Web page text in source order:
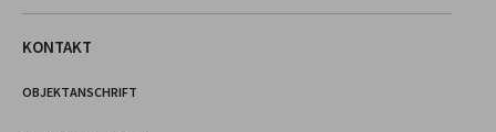
KONTAKT
OBJEKTANSCHRIFT